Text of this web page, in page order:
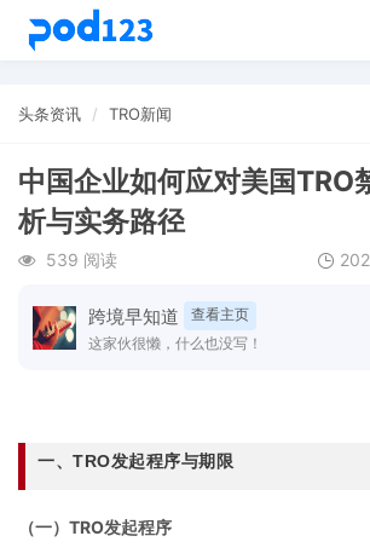
头条资讯 TRO新闻
中国企业如何应对美国TRO
析与实务路径
539 阅读
跨境早知道
查看主页
这家伙很懒，什么也没写！
一、TRO发起程序与期限
（一）TRO发起程序